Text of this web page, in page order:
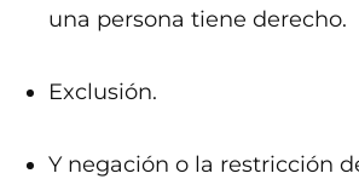
una persona tiene derecho.
Exclusión.
Y negación o la restricción